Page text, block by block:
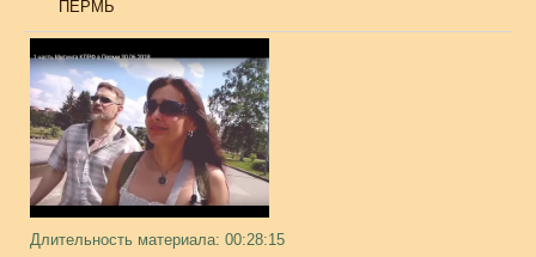
ПЕРМЬ
Длительность материала: 00:28:15